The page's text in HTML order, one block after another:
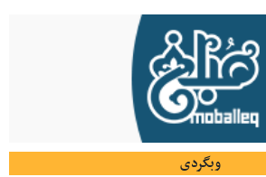
وبگردی